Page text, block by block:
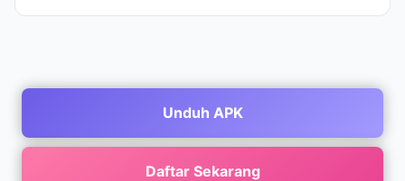
Unduh APK
Daftar Sekarang